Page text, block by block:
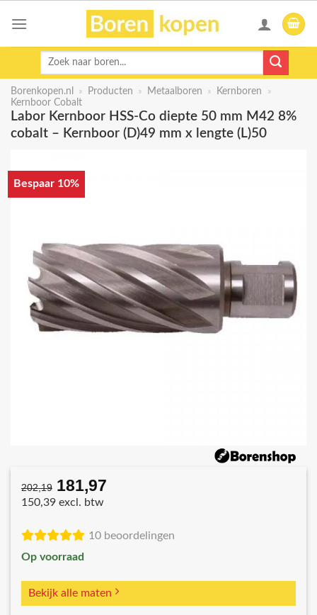
Zoeken
Borenkopen.nl » Producten » Metaalboren » Kernboren
»
Kernboor Cobalt
Labor Kernboor HSS-Co diepte 50 mm M42 8%
cobalt – Kernboor (D)49 mm x lengte (L)50
Bespaar 10%
202,19 Oorspronkelijke
prijs
€202,19.
181,97
€181,97.
150,39 excl. btw
10 beoordelingen
Op voorraad
Bekijk alle maten